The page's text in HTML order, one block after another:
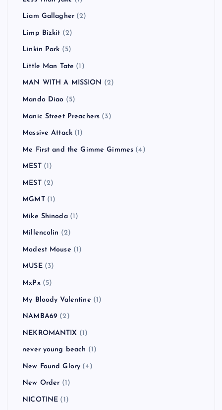
Liam Gallagher (2)
Limp Bizkit (2)
Linkin Park (5)
Little Man Tate (1)
MAN WITH A MISSION (2)
Mando Diao (5)
Manic Street Preachers (3)
Massive Attack (1)
Me First and the Gimme Gimmes (4)
MEST(1)
MEST(2)
MGMT(1)
Mike Shinoda(1)
Millencolin (2)
Modest Mouse (1)
MUSE(3)
MxPx(5)
My Bloody Valentine (1)
NAMBA69 (2)
NEKROMANTIX (1)
never young beach (1)
New Found Glory (4)
New Order (1)
NICOTINE (1)